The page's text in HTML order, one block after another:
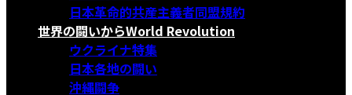
日本革命的共産主義者同盟規約
世界の闘いからWorld Revolution
ウクライナ特集
日本各地の闘い
沖縄闘争